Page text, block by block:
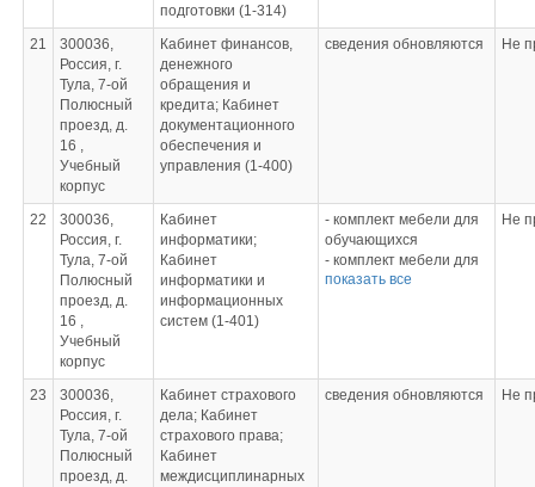
подготовки (1-314)
«Охрана труда»
- правила по охране
автомобильном
транспорте ПОТ Р
М-027-2003
- огнетушители
ствол
- строительная каска
21
300036,
Россия, г.
Тула, 7-ой
Полюсный
проезд, д.
16 ,
Учебный
корпус
Кабинет финансов,
денежного
обращения и
кредита; Кабинет
документационного
обеспечения и
управления (1-400)
сведения обновляются Не
22
300036,
Россия, г.
Тула, 7-ой
Полюсный
проезд, д.
16 ,
Учебный
корпус
Кабинет
информатики;
Кабинет
информатики и
информационных
систем (1-401)
- комплект мебели для
обучающихся
- комплект мебели для
преподавателя
обеспечение
показать все
Не
23
300036,
Россия, г.
Тула, 7-ой
Полюсный
проезд, д.
Кабинет страхового
дела; Кабинет
страхового права;
Кабинет
междисциплинарных
сведения обновляются Не